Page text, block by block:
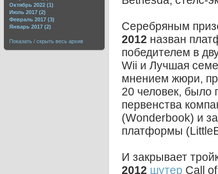
Серебряным
2012 назван
победителем в
Wii и Лучшая
мнением жюри,
20 человек, было
первенства
(Wonderbook) и
платформы
И закрывает
2012 шутер Call
Октябрь 2022 (1)
Июль 2017 (2)
Февраль 2017 (3)
Январь 2017 (2)
Показать / скрыть весь архив